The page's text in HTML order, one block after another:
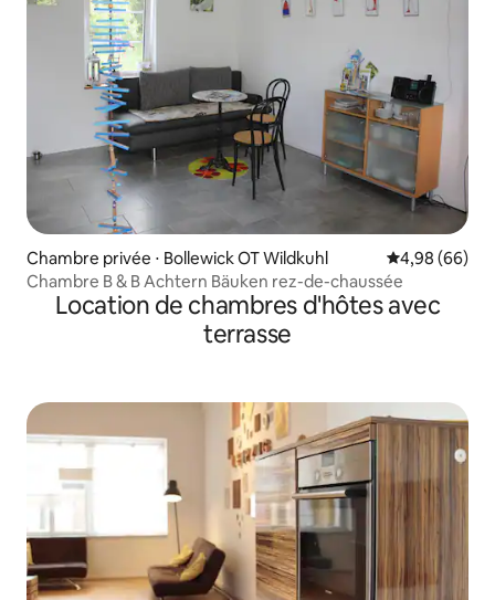
Chambre privée ⋅ Bollewick OT Wildkuhl Évaluation
4,98 (66)
Chambre B & B Achtern Bäuken rez-de-chaussée
Location de chambres d'hôtes avec
terrasse